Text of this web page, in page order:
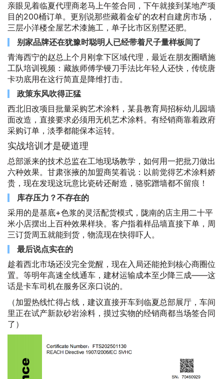
亲眼见着临夏代理商老马上午签合同，下午就接到某地产项
目的200桶订单。更别说那些藏着金矿的农村自建房市场，
三层小洋楼全屋艺术漆施工，单子比市区别墅还肥。
别家品牌还在犹豫时聪明人已经带着尺子量样板间了
青海西宁的赵总上个月刚拿下区域代理，最近在朋友圈晒施
工队培训视频：藏族师傅学镘刀手法比年轻人还快，传统唐
卡功底用在这行简直是降维打击。
政策东风吹得正猛
西北旧改项目批量采购艺术涂料，某县教育局招标幼儿园墙
面改造，直接要求必须用无机艺术涂料。有经销商靠着政府
采购订单，淡季都能保本运转。
实战培训才是硬道理
总部派来的技术总监在工地现场教学，如何用一把批刀做出
六种效果。甘肃张掖的加盟商笑着说：以前觉得艺术涂料娇
贵，现在发现这玩意比瓷砖还耐造，骆驼蹭墙都不留痕！
库存压力？不存在的
采用的是基底+色浆的灵活配货模式，陇南的店主用二十平
米小店摆出上百种效果样块。客户指着样品墙直接下单，周
三订货周五就能到货，物流现在快得吓人。
最后说点实在的
趁着西北市场还没完全觉醒，现在入局还能抢到核心商圈位
置。等明年高速全线通车，建材运输成本至少降三成——这
话是卡车司机在服务区亲口说的。
（加盟热线忙得占线，建议直接开车到临夏总部展厅，车间
里正在试产新款砂岩涂料，摸过实物的经销商都当场签合同
了）